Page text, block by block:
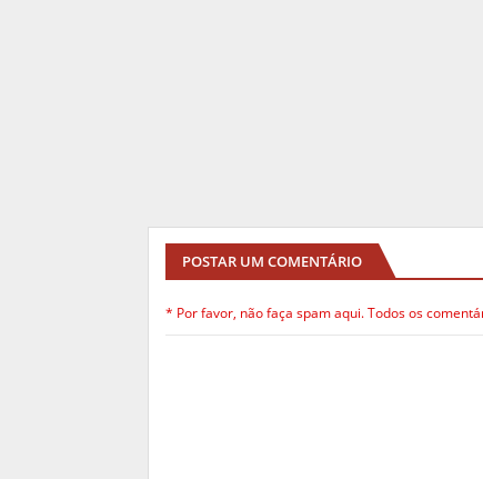
POSTAR UM COMENTÁRIO
* Por favor, não faça spam aqui. Todos os